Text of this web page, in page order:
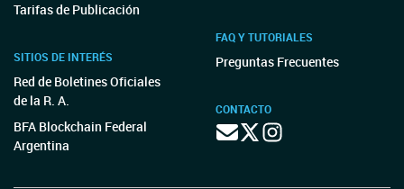
Tarifas de Publicación
SITIOS DE INTERÉS
Red de Boletines Oficiales
de la R. A.
BFA Blockchain Federal
Argentina
FAQ Y TUTORIALES
Preguntas Frecuentes
CONTACTO